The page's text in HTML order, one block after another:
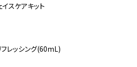
イスケアキット
フレッシング(60mL)